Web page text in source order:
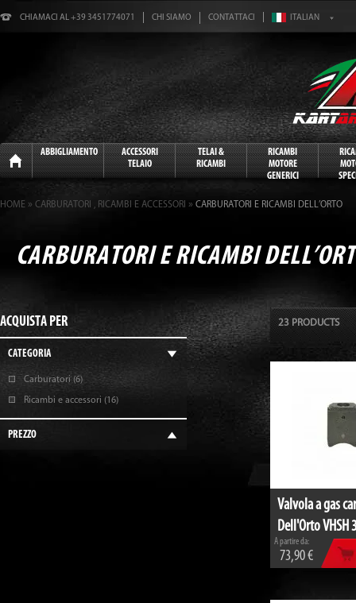
CHIAMACI AL +39 3451774071 CHI SIAMO CONTATTACI
Home
ABBIGLIAMENTO
ACCESSORI
TELAIO
TELAI &
RICAMBI
RICAMBI
MOTORE
GENERICI
HOME » CARBURATORI , RICAMBI E ACCESSORI » CARBURATORI E RICAMBI DELL’ORTO
CARBURATORI E RICAMBI
23 PRODUCTS
Valvola a gas
Dell'Orto VHSH
A partire da:
73,90 €
ACQUISTA PER
CATEGORIA
Carburatori (6)
Ricambi e accessori (16)
PREZZO